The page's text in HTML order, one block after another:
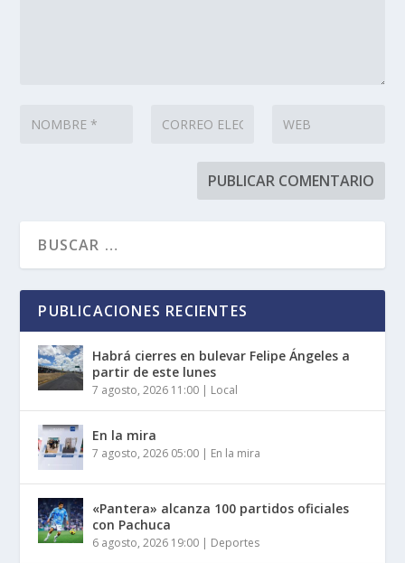
PUBLICACIONES RECIENTES
Habrá cierres en bulevar Felipe Ángeles a
partir de este lunes
7 agosto, 2026 11:00 | Local
En la mira
7 agosto, 2026 05:00 | En la mira
«Pantera» alcanza 100 partidos oficiales
con Pachuca
6 agosto, 2026 19:00 | Deportes